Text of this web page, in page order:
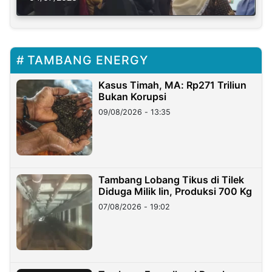
TAMBANG ENERGY
Kasus Timah, MA: Rp271 Triliun
Bukan Korupsi
09/08/2026 - 13:35
Tambang Lobang Tikus di Tilek
Diduga Milik Iin, Produksi 700 Kg
07/08/2026 - 19:02